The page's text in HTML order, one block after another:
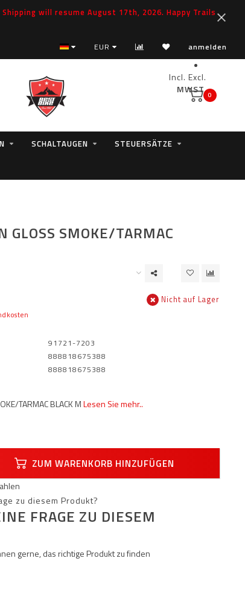
will resume August 17th, 2026. Happy Trails
EUR anmelden
Incl. Excl.
MWST.0
SCHALTAUGEN
STEUERSÄTZE
GLOSS SMOKE/TARMAC
Nicht auf Lager
91721-7203
888818675388
888818675388
TARMAC BLACK MLesen Sie mehr..
ZUM WARENKORB HINZUFÜGEN
FRAGE ZU DIESEM
gerne, das richtige Produkt zu finden